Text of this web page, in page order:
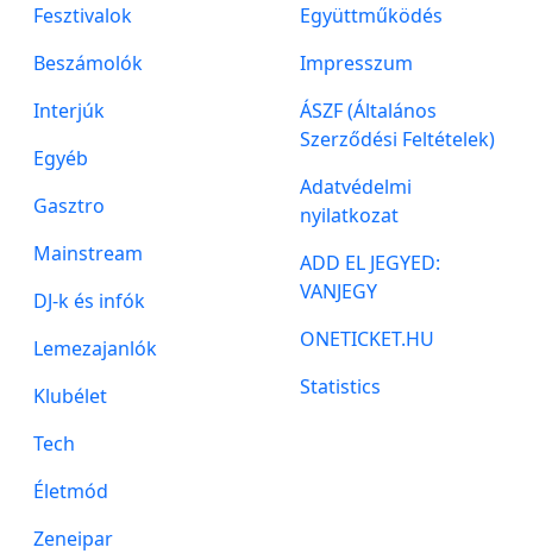
Fesztivalok
Beszámolók
Interjúk
Egyéb
Gasztro
Mainstream
DJ-k és infók
Lemezajanlók
Klubélet
Tech
Életmód
Zeneipar
Együttműködés
Impresszum
ÁSZF (Általános
Szerződési Feltételek)
Adatvédelmi
nyilatkozat
ADD EL JEGYED:
VANJEGY
ONETICKET.HU
Statistics